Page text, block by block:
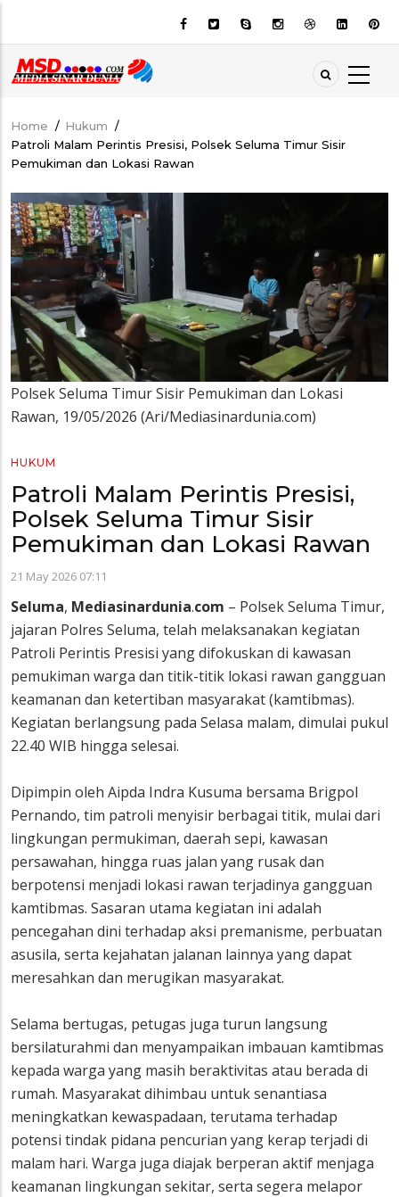
main
content
Breadcrumb
Home / Hukum /
Patroli Malam Perintis Presisi, Polsek Seluma Timur Sisir
Pemukiman dan Lokasi Rawan
Polsek Seluma Timur Sisir Pemukiman dan Lokasi
Rawan, 19/05/2026 (Ari/Mediasinardunia.com)
HUKUM
Patroli Malam Perintis Presisi,
Polsek Seluma Timur Sisir
Pemukiman dan Lokasi Rawan
21 May 2026 07:11
Seluma, Mediasinardunia.com – Polsek Seluma Timur,
jajaran Polres Seluma, telah melaksanakan kegiatan
Patroli Perintis Presisi yang difokuskan di kawasan
pemukiman warga dan titik-titik lokasi rawan gangguan
keamanan dan ketertiban masyarakat (kamtibmas).
Kegiatan berlangsung pada Selasa malam, dimulai pukul
22.40 WIB hingga selesai.
Dipimpin oleh Aipda Indra Kusuma bersama Brigpol
Pernando, tim patroli menyisir berbagai titik, mulai dari
lingkungan permukiman, daerah sepi, kawasan
persawahan, hingga ruas jalan yang rusak dan
berpotensi menjadi lokasi rawan terjadinya gangguan
kamtibmas. Sasaran utama kegiatan ini adalah
pencegahan dini terhadap aksi premanisme, perbuatan
asusila, serta kejahatan jalanan lainnya yang dapat
meresahkan dan merugikan masyarakat.
Selama bertugas, petugas juga turun langsung
bersilaturahmi dan menyampaikan imbauan kamtibmas
kepada warga yang masih beraktivitas atau berada di
rumah. Masyarakat dihimbau untuk senantiasa
meningkatkan kewaspadaan, terutama terhadap
potensi tindak pidana pencurian yang kerap terjadi di
malam hari. Warga juga diajak berperan aktif menjaga
keamanan lingkungan sekitar, serta segera melapor